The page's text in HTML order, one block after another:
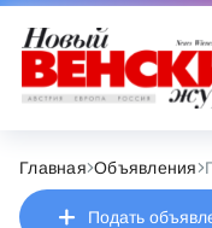
Главная Объявления
Подать